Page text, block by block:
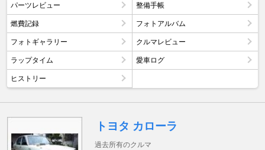
パーツレビュー 整備手帳
燃費記録 フォトアルバム
フォトギャラリー クルマレビュー
ラップタイム 愛車ログ
ヒストリー
トヨタ カローラ
過去所有のクルマ